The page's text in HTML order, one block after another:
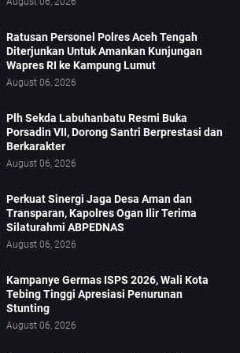
Ratusan Personel Polres Aceh Tengah
Diterjunkan Untuk Amankan Kunjungan
Wapres RI ke Kampung Lumut
August 06, 2026
Plh Sekda Labuhanbatu Resmi Buka
Porsadin VII, Dorong Santri Berprestasi dan
Berkarakter
August 06, 2026
Perkuat Sinergi Jaga Desa Aman dan
Transparan, Kapolres Ogan Ilir Terima
Silaturahmi ABPEDNAS
August 06, 2026
Kampanye Germas ISPS 2026, Wali Kota
Tebing Tinggi Apresiasi Penurunan
Stunting
August 06, 2026